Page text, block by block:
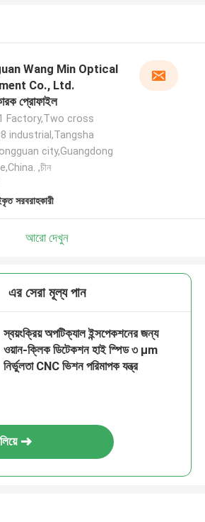
Wang Min Optical
Co., Ltd.
প্রোফাইল
Factory,Two cross
industrial,Tangsha
city,Guangdong
,চীন
সরবরাহকারী
আরো দেখুন
এর সেরা মূল্য পান
স্বয়ংক্রিয় অপটিক্যাল ইন্সপেকশনের জন্য
ওয়ান-ক্লিক ডিটেকশন হাই স্পিড ৩ μm
নির্ভুলতা CNC ভিশন পরিমাপক যন্ত্র